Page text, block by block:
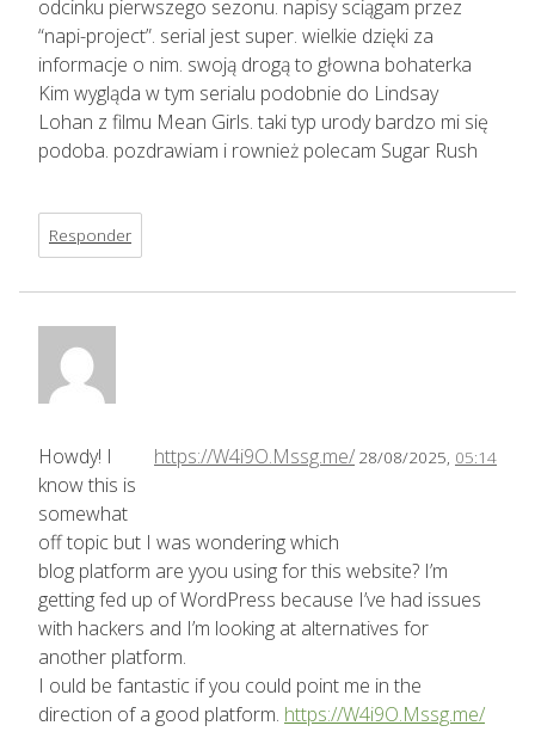
odcinku pierwszego sezonu. napisy sciągam przez
“napi-project”. serial jest super. wielkie dzięki za
informacje o nim. swoją drogą to głowna bohaterka
Kim wygląda w tym serialu podobnie do Lindsay
Lohan z filmu Mean Girls. taki typ urody bardzo mi się
podoba. pozdrawiam i rownież polecam Sugar Rush
Responder
https://W4i9O.Mssg.me/ 28/08/2025, 05:14
Howdy! I
know this is
somewhat
off topic but I was wondering which
blog platform are yyou using for this website? I’m
getting fed up of WordPress because I’ve had issues
with hackers and I’m looking at alternatives for
another platform.
I ould be fantastic if you could point me in the
direction of a good platform. https://W4i9O.Mssg.me/